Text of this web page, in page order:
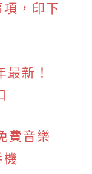
，印下
新！
費音樂